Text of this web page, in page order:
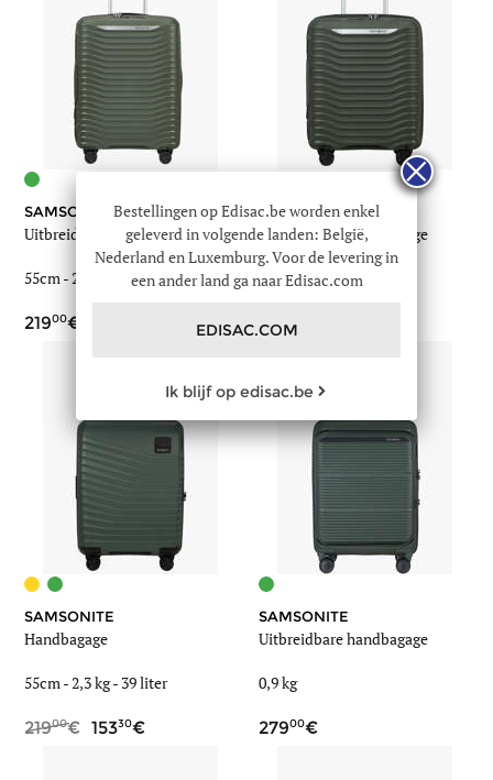
SAMSONITE
Uitbreidbare handbagage
55cm -2,2 kg 45 liter
21900
SAMSONITE
Uitbreidbare handbagage
45cm -2,0 kg-32 liter
169
SAMSONITE
Handbagage
55cm -2,3 kg- 39 liter
21900 15330
SAMSONITE
Uitbreidbare handbagage
0,9 kg
27900
Bestellingen op Edisac.be worden enkel
geleverd in volgende landen: België,
Nederland en Luxemburg. Voor de levering in
een ander land ga naar Edisac.com
EDISAC.COM
Ik blijf op edisac.be